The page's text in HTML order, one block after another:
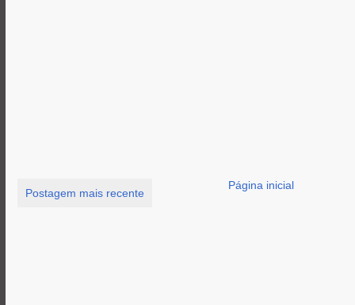
Postagem mais recente
Página inicial